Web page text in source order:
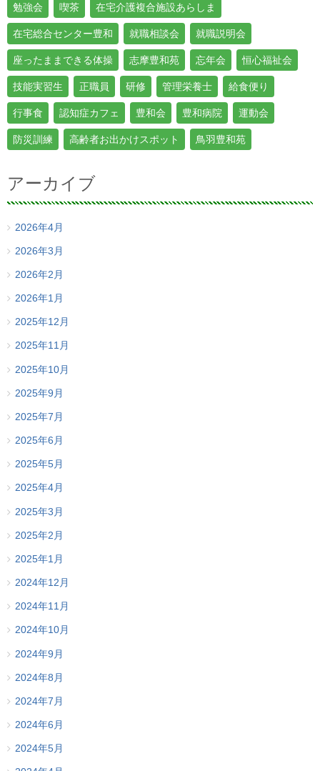
勉強会 喫茶 在宅介護複合施設あらしま
在宅総合センター豊和 就職相談会 就職説明会
座ったままできる体操 志摩豊和苑 忘年会 恒心福祉会
技能実習生 正職員 研修 管理栄養士 給食便り
行事食 認知症カフェ 豊和会 豊和病院 運動会
防災訓練 高齢者お出かけスポット 鳥羽豊和苑
アーカイブ
2026年4月
2026年3月
2026年2月
2026年1月
2025年12月
2025年11月
2025年10月
2025年9月
2025年7月
2025年6月
2025年5月
2025年4月
2025年3月
2025年2月
2025年1月
2024年12月
2024年11月
2024年10月
2024年9月
2024年8月
2024年7月
2024年6月
2024年5月